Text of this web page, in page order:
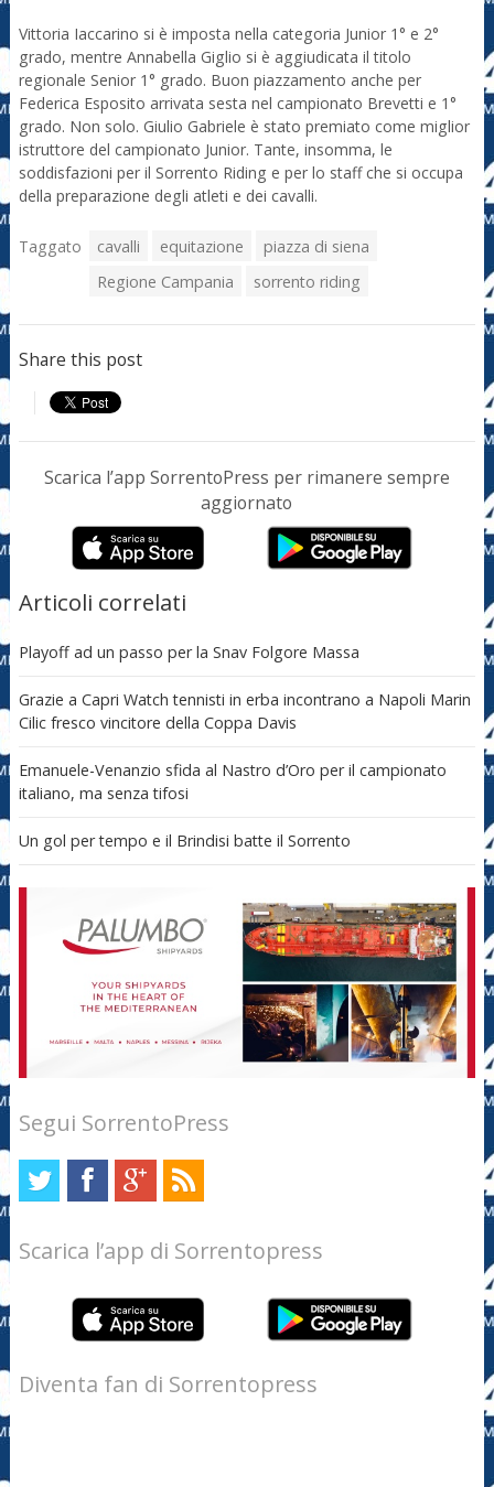
Vittoria Iaccarino si è imposta nella categoria Junior 1° e 2°
grado, mentre Annabella Giglio si è aggiudicata il titolo
regionale Senior 1° grado. Buon piazzamento anche per
Federica Esposito arrivata sesta nel campionato Brevetti e 1°
grado. Non solo. Giulio Gabriele è stato premiato come miglior
istruttore del campionato Junior. Tante, insomma, le
soddisfazioni per il Sorrento Riding e per lo staff che si occupa
della preparazione degli atleti e dei cavalli.
Taggato cavalli equitazione
piazza di siena
Regione Campania
sorrento riding
Share this post
Scarica l’app SorrentoPress per rimanere sempre
aggiornato
Articoli correlati
Playoff ad un passo per la Snav Folgore Massa
Grazie a Capri Watch tennisti in erba incontrano a Napoli Marin
Cilic fresco vincitore della Coppa Davis
Emanuele-Venanzio sfida al Nastro d’Oro per il campionato
italiano, ma senza tifosi
Un gol per tempo e il Brindisi batte il Sorrento
Segui SorrentoPress
Scarica l’app di Sorrentopress
Diventa fan di Sorrentopress